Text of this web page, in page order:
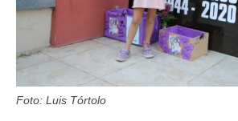
Foto: Luis Tórtolo